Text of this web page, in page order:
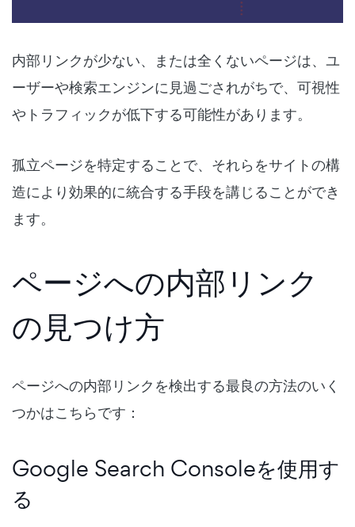
内部リンクが少ない、または全くないページは、ユ
ーザーや検索エンジンに見過ごされがちで、可視性
やトラフィックが低下する可能性があります。
孤立ページを特定することで、それらをサイトの構
造により効果的に統合する手段を講じることができ
ます。
ページへの内部リンク
の見つけ方
ページへの内部リンクを検出する最良の方法のいく
つかはこちらです：
Google Search Consoleを使用す
る